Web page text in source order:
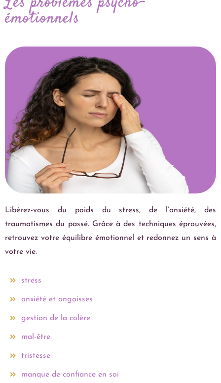
émotionnels
Libérez-vous du poids du stress, de l’anxiété, des
traumatismes du passé. Grâce à des techniques éprouvées,
retrouvez votre équilibre émotionnel et redonnez un sens à
votre vie.
stress
anxiété et angoisses
gestion de la colère
mal-être
tristesse
manque de confiance en soi